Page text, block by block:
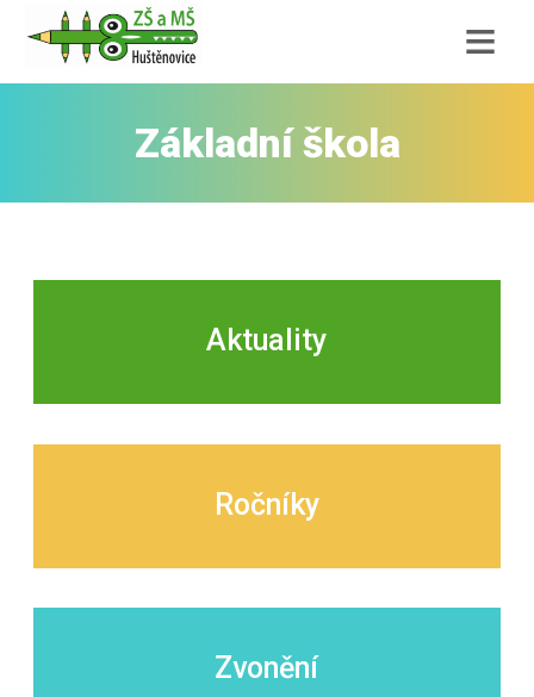
≡
Základní škola
Aktuality
Ročníky
Zvonění